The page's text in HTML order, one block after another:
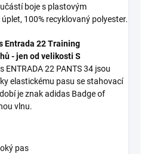
boje s plastovým
100% recyklovaný polyester.
Entrada 22 Training
-jen od velikosti S
22 PANTS 34 jsou
elastickému pasu se stahovací
je znak adidas Badge of
vlnu.
pas